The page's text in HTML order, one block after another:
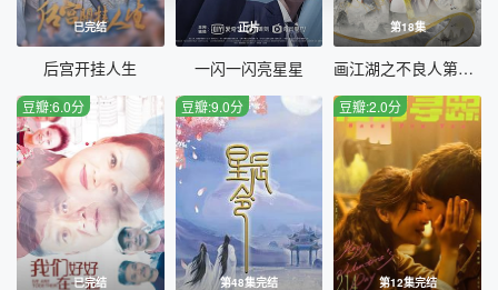
已完结
后宫开挂人生
正片
一闪一闪亮星星
第18集
画江湖之不良人第二季
已完结
豆瓣:6.0分
第48集完结
豆瓣:9.0分
第12集完结
豆瓣:2.0分